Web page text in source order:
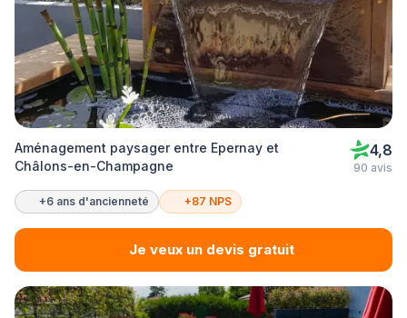
Aménagement paysager entre Epernay et
Châlons-en-Champagne
4,8
90 avis
+6 ans d'ancienneté +87 NPS
Je veux un devis gratuit